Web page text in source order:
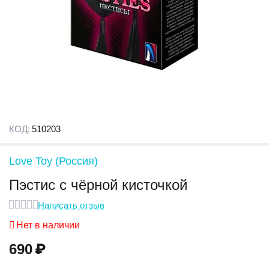
КОД: 510203
Love Toy (Россия)
Пэстис с чёрной кисточкой
Написать отзыв
Нет в наличии
690₽